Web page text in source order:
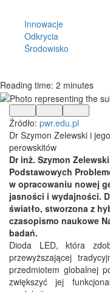
Innowacje
Odkrycia
Środowisko
Reading time: 2 minutes
Źródło: pwr.edu.pl
Dr Szymon Zelewski i
perowskitów
Dr inż. Szymon
Podstawowych
w opracowaniu nowej
jasności i wydajności.
światło, stworzona z
czasopismo naukowe
badań.
Dioda LED, która
przewyższającej
przedmiotem globalnej
zwiększyć jej